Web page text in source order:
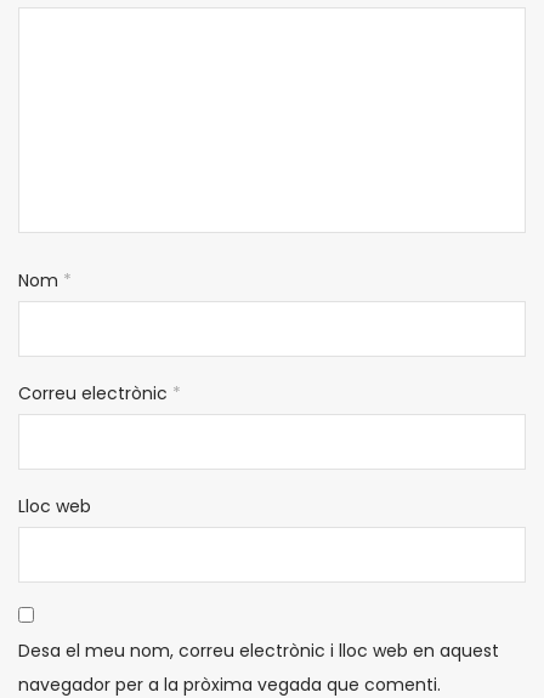
Nom *
Correu electrònic *
Lloc web
Desa el meu nom, correu electrònic i lloc web en aquest
navegador per a la pròxima vegada que comenti.